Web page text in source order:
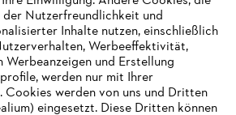
Nutzerfreundlichkeit und
Inhalte nutzen, einschließlich
Werbeeffektivität,
Werbeanzeigen und Erstellung
werden nur mit Ihrer
Cookies werden von uns und Dritten
eingesetzt. Diese Dritten können